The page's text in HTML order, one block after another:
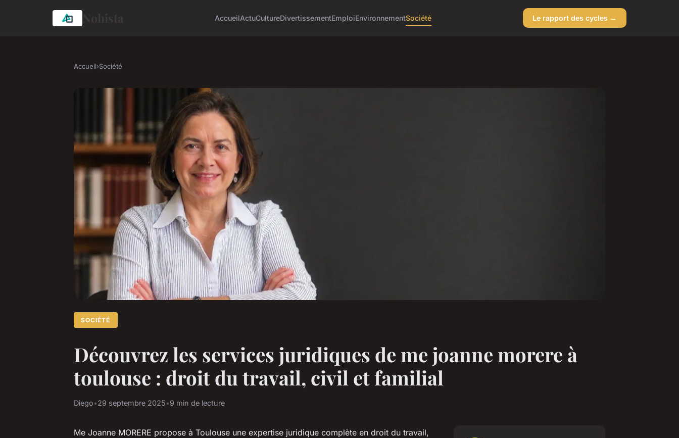
AccueilActuCultureDivertissementEmploiEnvironnementSociété Le rapport des cycles →
Accueil›Société
SOCIÉTÉ
Découvrez les services juridiques de me joanne morere à
toulouse : droit du travail, civil et familial
Diego•29 septembre 2025•9 min de lecture
Me Joanne MORERE propose à Toulouse une expertise juridique complète en droit du travail,